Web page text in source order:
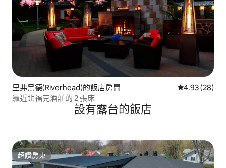
里弗黑德(Riverhead)的飯店房間 從 28 則評價
4.93 (28)
靠近北福克酒莊的 2 張床
設有露台的飯店
超讚房東
超讚房東